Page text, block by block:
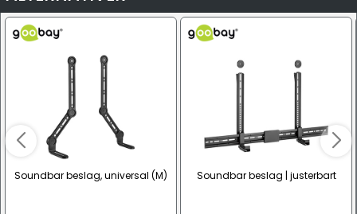
Soundbar beslag, universal (M) Soundbar beslag | justerbart